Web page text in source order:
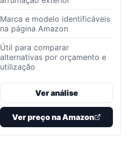
Marca e modelo identificáveis
na página Amazon
Útil para comparar
alternativas por orçamento e
utilização
Ver análise
Ver preço na Amazon